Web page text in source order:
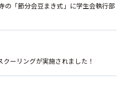
の「節分会豆まき式」に学生会執行部
ーリングが実施されました！